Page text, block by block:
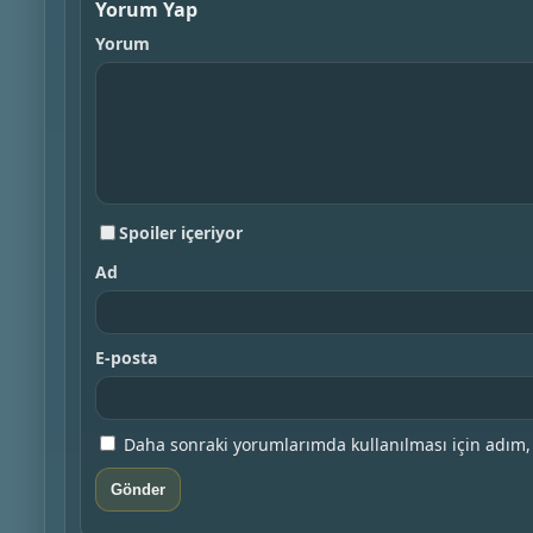
Yorum Yap
Yorum
Spoiler içeriyor
Ad
E-posta
Daha sonraki yorumlarımda kullanılması için